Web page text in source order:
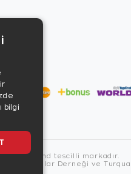
Diamond tescilli markadır.
Markalar Derneği ve
bilgi